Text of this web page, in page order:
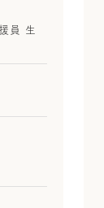
員 生